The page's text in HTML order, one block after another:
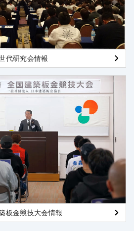
代研究会情報
板金競技大会情報